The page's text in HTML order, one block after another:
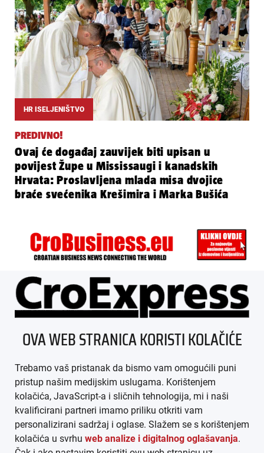
HR ISELJENIŠTVO
PREDIVNO!
Ovaj će događaj zauvijek biti upisan u
povijest Župe u Mississaugi i kanadskih
Hrvata: Proslavljena mlada misa dvojice
braće svećenika Krešimira i Marka Bušića
ÜBER UNS
IMPRESSUM
AGB
DATENSCHUTZ
MEDIADATEN
OVA WEB STRANICA KORISTI KOLAČIĆE
Trebamo vaš pristanak da bismo vam omogućili puni
pristup našim medijskim uslugama. Korištenjem
kolačića, JavaScript-a i sličnih tehnologija, mi i naši
kvalificirani partneri imamo priliku otkriti vam
personalizirani sadržaj i oglase. Slažem se s korištenjem
kolačića u svrhu web analize i digitalnog oglašavanja.